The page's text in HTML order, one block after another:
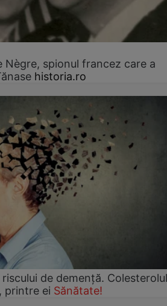
Nègre, spionul francez care a
historia.ro
de demență. Colesterolul
printre ei Sănătate!